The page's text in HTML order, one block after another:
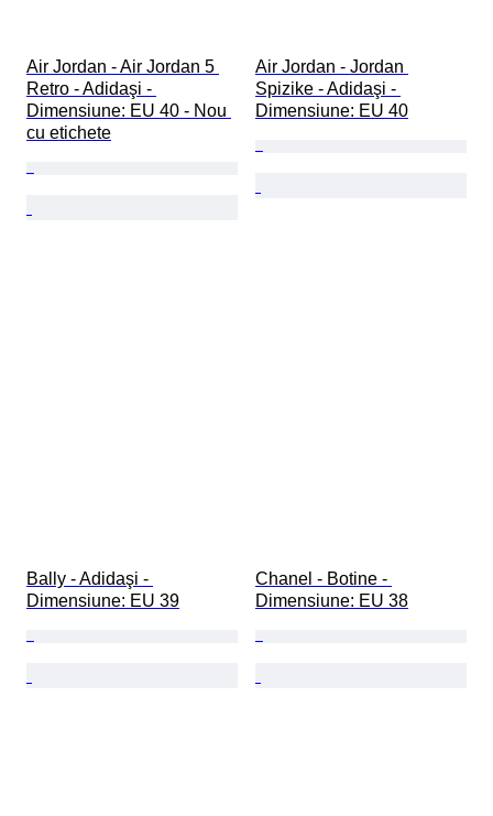
Air Jordan - Air Jordan 5
Retro - Adidaşi -
Dimensiune: EU 40 - Nou
cu etichete
Air Jordan - Jordan
Spizike - Adidaşi -
Dimensiune: EU 40
Bally - Adidaşi -
Dimensiune: EU 39
Chanel - Botine -
Dimensiune: EU 38